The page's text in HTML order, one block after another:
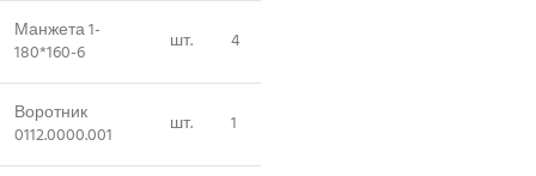
Манжета 1-
180*160-6
шт. 4
Воротник
0112.0000.001
шт. 1